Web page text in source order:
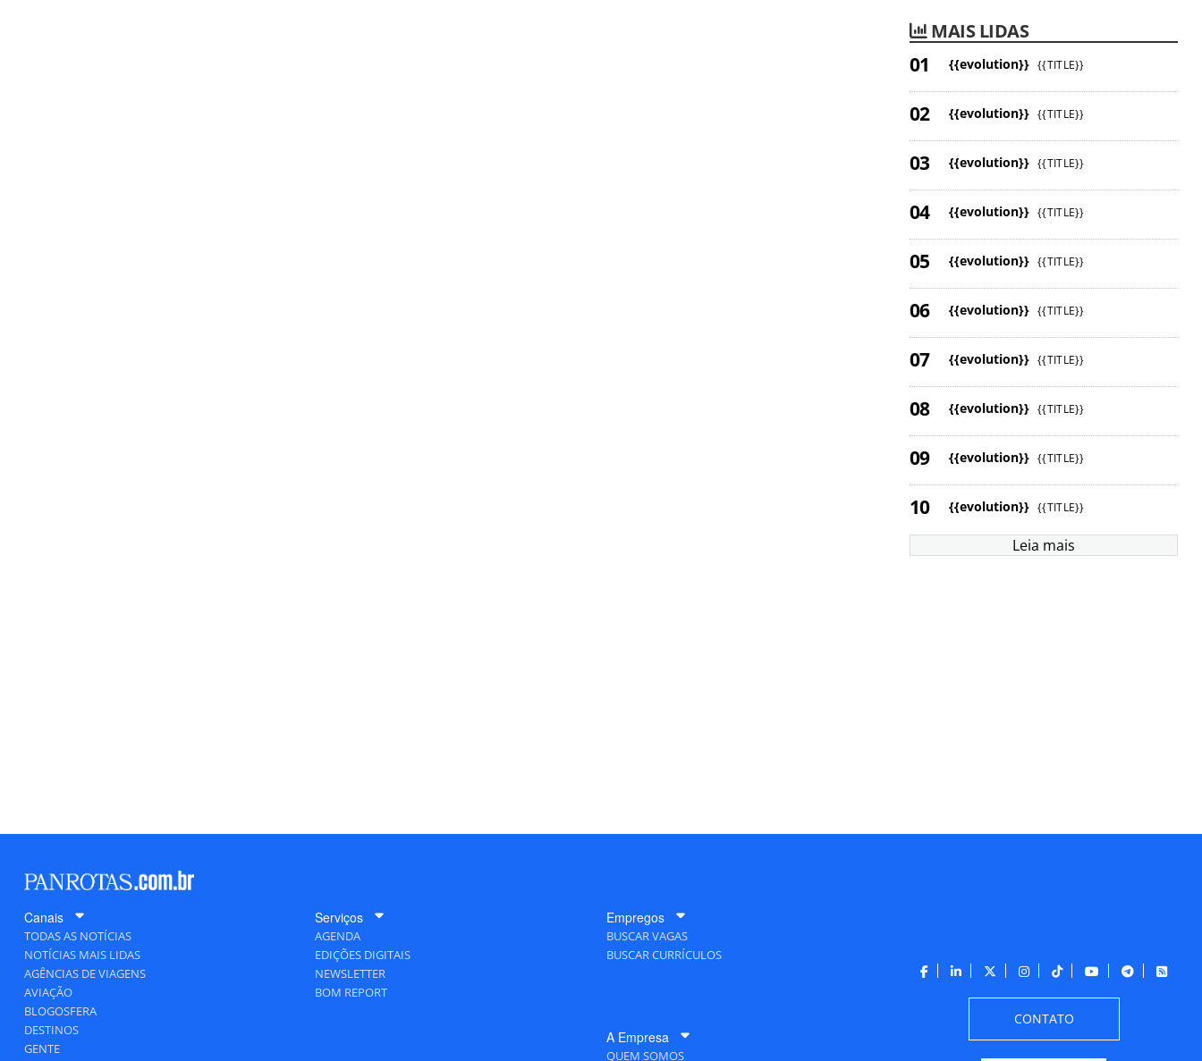
MAIS LIDAS
{{evolution}} {{TITLE}}
{{evolution}} {{TITLE}}
{{evolution}} {{TITLE}}
{{evolution}} {{TITLE}}
{{evolution}} {{TITLE}}
{{evolution}} {{TITLE}}
{{evolution}} {{TITLE}}
{{evolution}} {{TITLE}}
{{evolution}} {{TITLE}}
{{evolution}} {{TITLE}}
Leia mais
Canais
TODAS AS NOTÍCIAS
NOTÍCIAS MAIS LIDAS
AGÊNCIAS DE VIAGENS
AVIAÇÃO
BLOGOSFERA
DESTINOS
GENTE
Serviços
AGENDA
EDIÇÕES DIGITAIS
NEWSLETTER
BOM REPORT
Empregos
BUSCAR VAGAS
BUSCAR CURRÍCULOS
A Empresa
QUEM SOMOS
CONTATO